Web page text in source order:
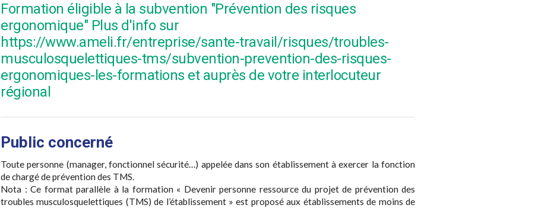
Formation éligible à la subvention "Prévention des risques
ergonomique" Plus d'info sur
https://www.ameli.fr/entreprise/sante-travail/risques/troubles-
musculosquelettiques-tms/subvention-prevention-des-risques-
ergonomiques-les-formations et auprès de votre interlocuteur
régional
Public concerné
Toute personne (manager, fonctionnel sécurité…) appelée dans son établissement à exercer la fonction
de chargé de prévention des TMS.
Nota : Ce format parallèle à la formation « Devenir personne ressource du projet de prévention des
troubles musculosquelettiques (TMS) de l’établissement » est proposé aux établissements de moins de